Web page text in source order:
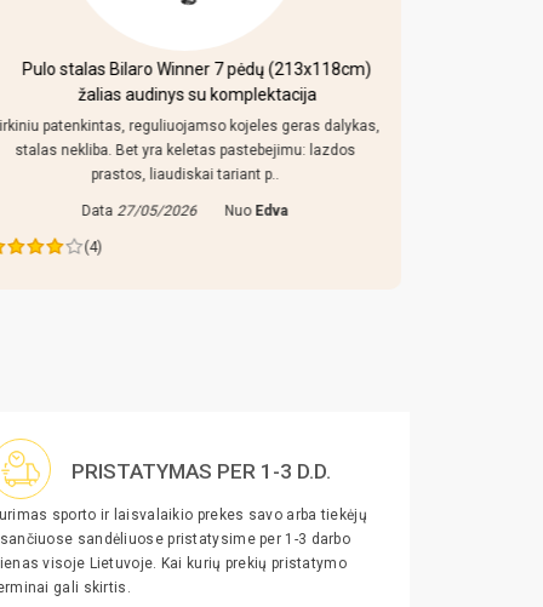
Pulo stalas Bilaro Winner 7 pėdų (213x118cm)
žalias audinys su komplektacija
patenkintas, reguliuojamso kojeles geras dalykas,
stalas nekliba. Bet yra keletas pastebejimu: lazdos
prastos, liaudiskai tariant p..
Data 27/05/2026 Nuo Edva
(4)
PRISTATYMAS PER 1-3 D.D.
sporto ir laisvalaikio prekes savo arba tiekėjų
sandėliuose pristatysime per 1-3 darbo
visoje Lietuvoje. Kai kurių prekių pristatymo
gali skirtis.